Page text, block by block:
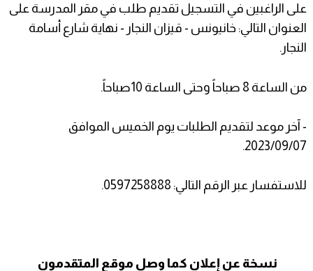
على الراغبين في التسجيل تقديم طلب في مقر المدرسة على
العنوان التالي: خانيونس - قيزان النجار - نهاية شارع أسامة
النجار.
من الساعة 8 صباحاً وحتى الساعة 10صباحاً.
- آخر موعد لتقديم الطلبات يوم الخميس الموافق
2023/09/07.
للاستفسار عبر الرقم التالي: 0597258888.
نسخة عن إعلان كما وصل موقع المتقدمون